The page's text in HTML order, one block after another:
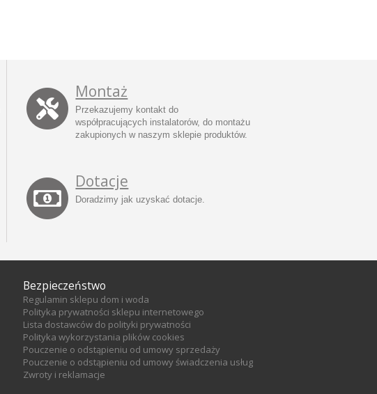
Montaż
Przekazujemy kontakt do
współpracujących instalatorów, do montażu
zakupionych w naszym sklepie produktów.
Dotacje
Doradzimy jak uzyskać dotacje.
Bezpieczeństwo
Regulamin sklepu dom i woda
Polityka prywatności sklepu internetowego
Lista dostawców do polityki prywatności
Polityka wykorzystania plików cookies
Pouczenie o odstąpieniu od umowy sprzedaży
Pouczenie o odstąpieniu od umowy świadczenia usług
Zwroty i reklamacje